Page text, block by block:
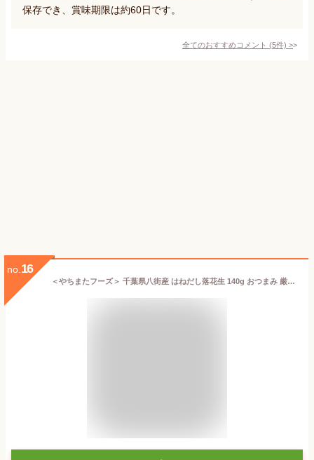
保存でき、賞味期限は約60日です。
全てのおすすめコメント (5件) >
no. 16
＜やちまたフーズ＞ 千葉県八街産 はねだし落花生 140g おつまみ 厳選 無塩 無添加 高級 ナッツ お試し 素煎り お土産 やちまた産 落花生 大容量